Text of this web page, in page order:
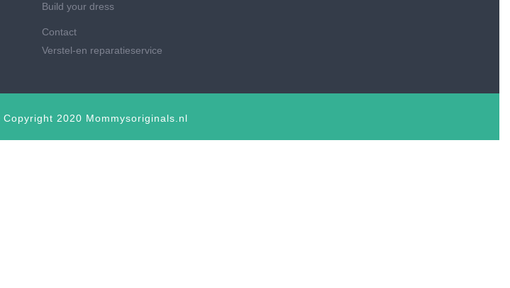
Build your dress
Contact
Verstel-en reparatieservice
Copyright 2020 Mommysoriginals.nl